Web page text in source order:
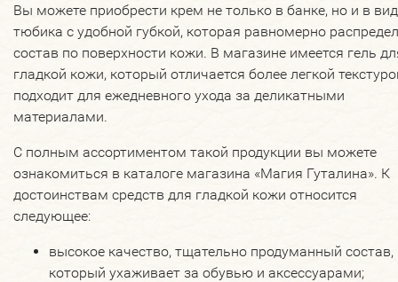
Вы можете приобрести крем не только в банке, но и в
тюбика с удобной губкой, которая равномерно
состав по поверхности кожи. В магазине имеется гель
гладкой кожи, который отличается более легкой
подходит для ежедневного ухода за деликатными
материалами.
С полным ассортиментом такой продукции вы можете
ознакомиться в каталоге магазина «Магия Гуталина». К
достоинствам средств для гладкой кожи относится
следующее:
высокое качество, тщательно продуманный состав,
который ухаживает за обувью и аксессуарами;